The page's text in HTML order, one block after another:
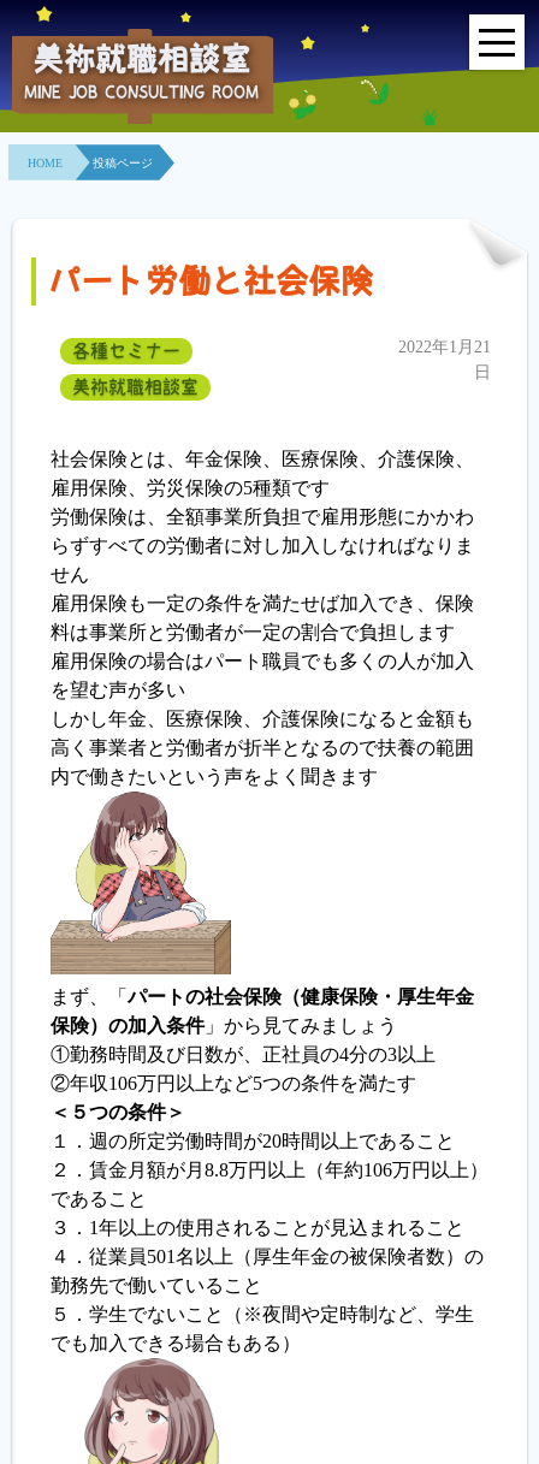
HOME
事業所紹介
相談室とは？
利用者の声
求人情報検索
各種セミナー
履歴書ジェネレーター
美祢就職相談室
MINE JOB CONSULTING ROOM
HOME 投稿ページ
パート労働と社会保険
各種セミナー
美祢就職相談室
2022年1月21
日
社会保険とは、年金保険、医療保険、介護保険、
雇用保険、労災保険の5種類です
労働保険は、全額事業所負担で雇用形態にかかわ
らずすべての労働者に対し加入しなければなりま
せん
雇用保険も一定の条件を満たせば加入でき、保険
料は事業所と労働者が一定の割合で負担します
雇用保険の場合はパート職員でも多くの人が加入
を望む声が多い
しかし年金、医療保険、介護保険になると金額も
高く事業者と労働者が折半となるので扶養の範囲
内で働きたいという声をよく聞きます
まず、「パートの社会保険（健康保険・厚生年金
保険）の加入条件」から見てみましょう
①勤務時間及び日数が、正社員の4分の3以上
②年収106万円以上など5つの条件を満たす
＜５つの条件＞
１．週の所定労働時間が20時間以上であること
２．賃金月額が月8.8万円以上（年約106万円以上）
であること
３．1年以上の使用されることが見込まれること
４．従業員501名以上（厚生年金の被保険者数）の
勤務先で働いていること
５．学生でないこと（※夜間や定時制など、学生
でも加入できる場合もある）